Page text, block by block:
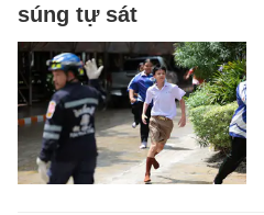
súng tự sát